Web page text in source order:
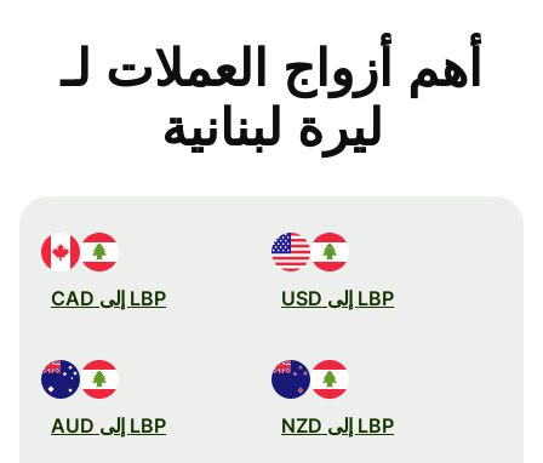
أهم أزواج العملات لـ
ليرة لبنانية
LBP إلى USD LBP إلى CAD
LBP إلى NZD LBP إلى AUD